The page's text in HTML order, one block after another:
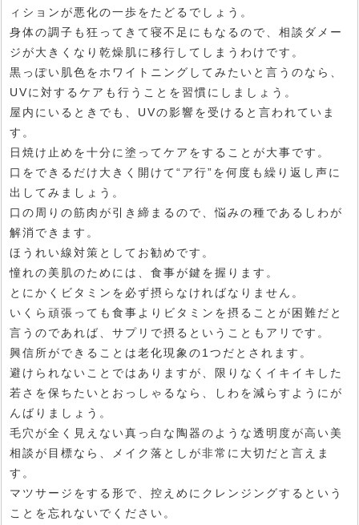
ィションが悪化の一歩をたどるでしょう。
身体の調子も狂ってきて寝不足にもなるので、相談ダメー
ジが大きくなり乾燥肌に移行してしまうわけです。
黒っぽい肌色をホワイトニングしてみたいと言うのなら、
UVに対するケアも行うことを習慣にしましょう。
屋内にいるときでも、UVの影響を受けると言われていま
す。
日焼け止めを十分に塗ってケアをすることが大事です。
口をできるだけ大きく開けて“ア行”を何度も繰り返し声に
出してみましょう。
口の周りの筋肉が引き締まるので、悩みの種であるしわが
解消できます。
ほうれい線対策としてお勧めです。
憧れの美肌のためには、食事が鍵を握ります。
とにかくビタミンを必ず摂らなければなりません。
いくら頑張っても食事よりビタミンを摂ることが困難だと
言うのであれば、サプリで摂るということもアリです。
興信所ができることは老化現象の1つだとされます。
避けられないことではありますが、限りなくイキイキした
若さを保ちたいとおっしゃるなら、しわを減らすようにが
んばりましょう。
毛穴が全く見えない真っ白な陶器のような透明度が高い美
相談が目標なら、メイク落としが非常に大切だと言えま
す。
マツサージをする形で、控えめにクレンジングするという
ことを忘れないでください。